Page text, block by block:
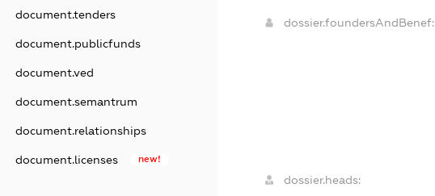
document.tenders
document.publicfunds
document.ved
document.semantrum
document.relationships
document.licenses new!
dossier.foundersAndBenef:
dossier.heads: